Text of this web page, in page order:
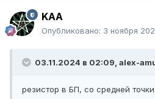
KAA
Опубликовано: 3 ноября
03.11.2024 в 02:09, alex-
резистор в БП, со средней